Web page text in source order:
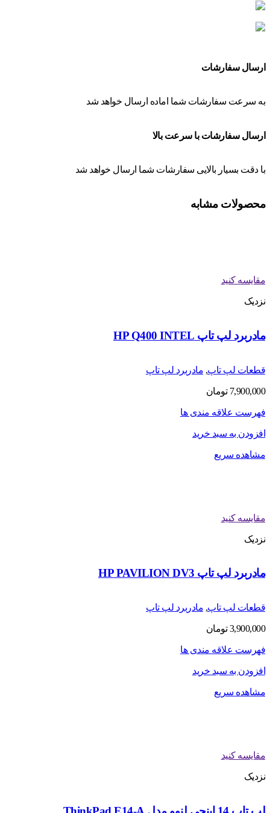
ارسال سفارشات
به سرعت سفارشات شما اماده ارسال خواهد شد
ارسال سفارشات با سرعت بالا
با دقت بسیار بالایی سفارشات شما ارسال خواهد شد
محصولات مشابه
مقایسه کنید
نزدیک
مادربرد لپ تاپ HP Q400 INTEL
قطعات لپ تاپ, مادربرد لپ تاپ
7,900,000 تومان
فهرست علاقه مندی ها
افزودن به سبد خرید
مشاهده سریع
مقایسه کنید
نزدیک
مادربرد لپ تاپ HP PAVILION DV3
قطعات لپ تاپ, مادربرد لپ تاپ
3,900,000 تومان
فهرست علاقه مندی ها
افزودن به سبد خرید
مشاهده سریع
مقایسه کنید
نزدیک